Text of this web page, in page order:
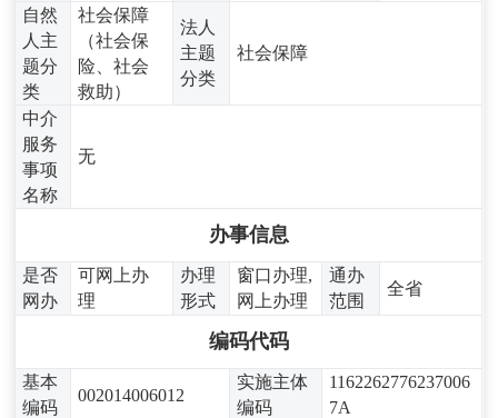
自然
人主
题分
类
社会保障
（社会保
险、社会
救助）
法人
主题
分类
社会保障
中介
服务
事项
名称
无
办事信息
是否
网办
可网上办
理
办理
形式
窗口办理,
网上办理
通办
范围
全省
编码代码
基本
编码
002014006012
实施主体
编码
1162262776237006
7A